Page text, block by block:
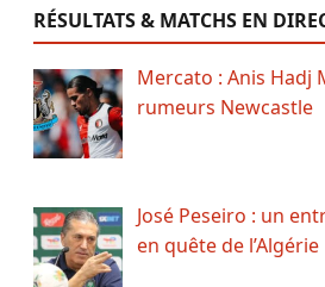
RÉSULTATS & MATCHS EN
Mercato : Anis Hadj
rumeurs Newcastle
José Peseiro : un
en quête de l’Algérie